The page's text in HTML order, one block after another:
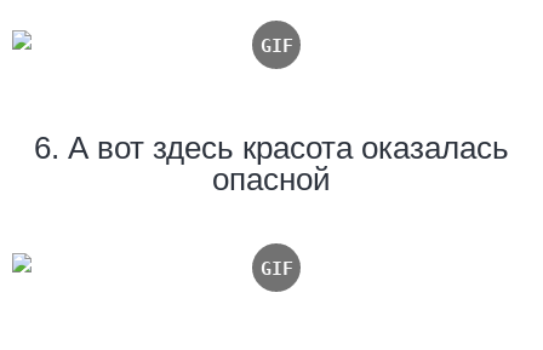
6. А вот здесь красота оказалась
опасной